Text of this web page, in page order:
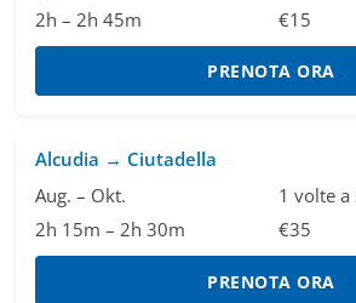
2h – 2h 45m
€15
PRENOTA ORA
Alcudia → Ciutadella
Aug. – Okt.
1 volte a
2h 15m – 2h 30m
€35
PRENOTA ORA